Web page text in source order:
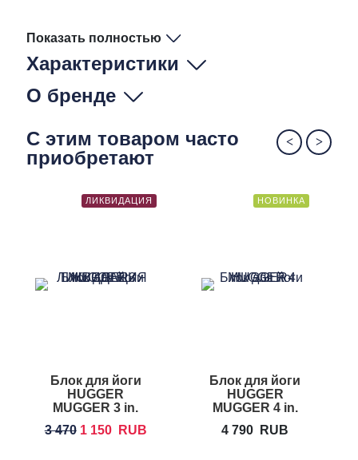
Показать полностью
Характеристики
О бренде
С этим товаром часто
приобретают
ЛИКВИДАЦИЯ
Блок для йоги
HUGGER
MUGGER 3 in.
3 470 1 150 RUB
НОВИНКА
Блок для йоги
HUGGER
MUGGER 4 in.
Block
4 790 RUB